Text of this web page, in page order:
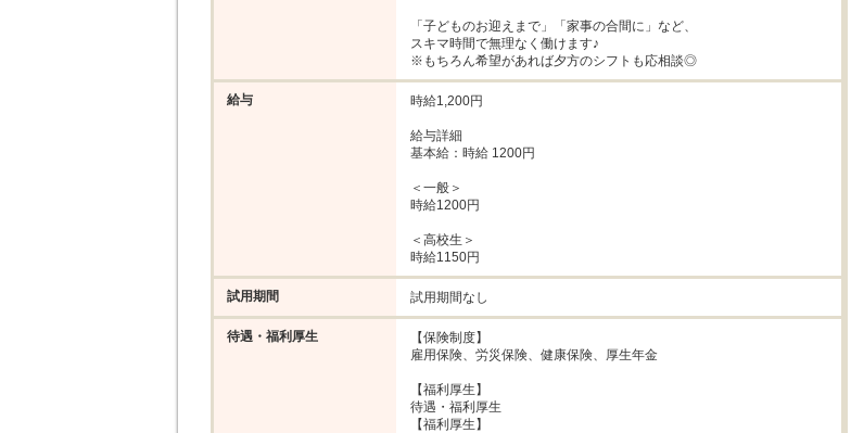
「子どものお迎えまで」「家事の合間に」など、
スキマ時間で無理なく働けます♪
※もちろん希望があれば夕方のシフトも応相談◎
給与 時給1,200円
給与詳細
基本給：時給 1200円
＜一般＞
時給1200円
＜高校生＞
時給1150円
試用期間 試用期間なし
待遇・福利厚生
【保険制度】
雇用保険、労災保険、健康保険、厚生年金
【福利厚生】
待遇・福利厚生
【福利厚生】